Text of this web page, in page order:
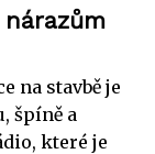
na stavbě je
špíně a
které je